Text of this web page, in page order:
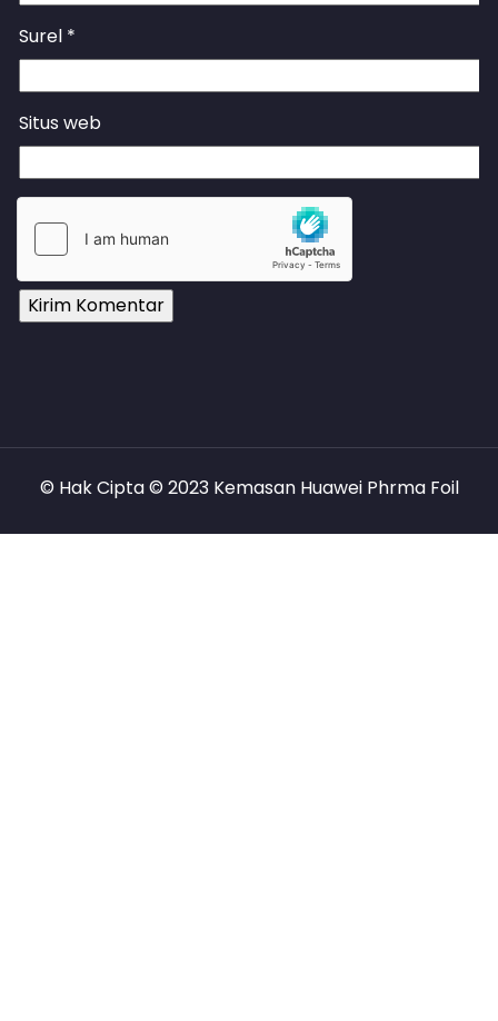
Surel *
Situs web
© Hak Cipta © 2023 Kemasan Huawei Phrma Foil